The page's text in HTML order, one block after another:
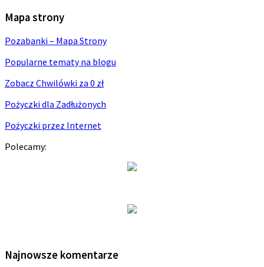
Mapa strony
Pozabanki – Mapa Strony
Popularne tematy na blogu
Zobacz Chwilówki za 0 zł
Pożyczki dla Zadłużonych
Pożyczki przez Internet
Polecamy:
Najnowsze komentarze